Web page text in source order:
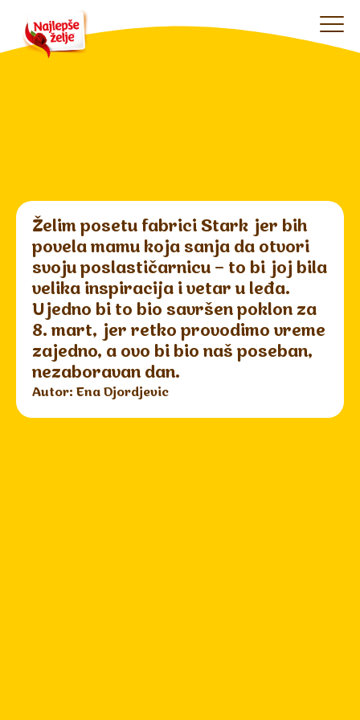
Želim posetu fabrici Stark jer bih
povela mamu koja sanja da otvori
svoju poslastičarnicu – to bi joj bila
velika inspiracija i vetar u leđa.
Ujedno bi to bio savršen poklon za
8. mart, jer retko provodimo vreme
zajedno, a ovo bi bio naš poseban,
nezaboravan dan.
Autor: Ena Djordjevic